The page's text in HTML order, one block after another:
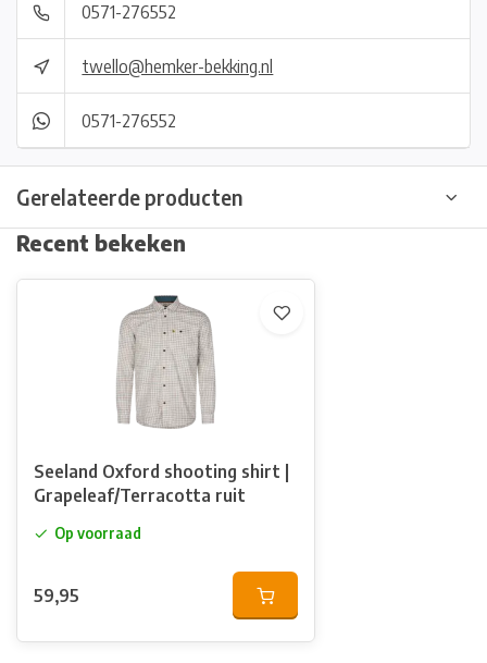
0571-276552
twello@hemker-bekking.nl
0571-276552
Gerelateerde producten
Recent bekeken
Seeland Oxford shooting shirt |
Grapeleaf/Terracotta ruit
Op voorraad
59,95